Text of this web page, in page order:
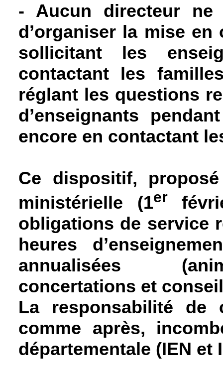
- Aucun directeur ne
d’organiser la mise
sollicitant les
contactant les
réglant les questions
d’enseignants
encore en contactant
Ce dispositif,
ministérielle (1er
obligations de service
heures
annualisées
concertations et
La responsabilité de
comme après,
départementale (IEN et